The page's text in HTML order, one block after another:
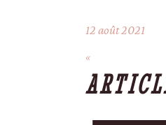
12 août 2021